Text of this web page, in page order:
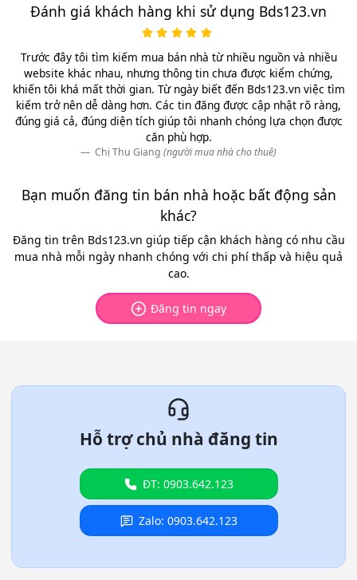
Đánh giá khách hàng khi sử dụng Bds123.vn
Trước đây tôi tìm kiếm mua bán nhà từ nhiều nguồn và nhiều
website khác nhau, nhưng thông tin chưa được kiểm chứng,
khiến tôi khá mất thời gian. Từ ngày biết đến Bds123.vn việc tìm
kiếm trở nên dễ dàng hơn. Các tin đăng được cập nhật rõ ràng,
đúng giá cả, đúng diện tích giúp tôi nhanh chóng lựa chọn được
căn phù hợp.
Chị Thu Giang (người mua nhà cho thuê)
Bạn muốn đăng tin bán nhà hoặc bất động sản
khác?
Đăng tin trên Bds123.vn giúp tiếp cận khách hàng có nhu cầu
mua nhà mỗi ngày nhanh chóng với chi phí thấp và hiệu quả
cao.
Đăng tin ngay
Hỗ trợ chủ nhà đăng tin
ĐT: 0903.642.123
Zalo: 0903.642.123